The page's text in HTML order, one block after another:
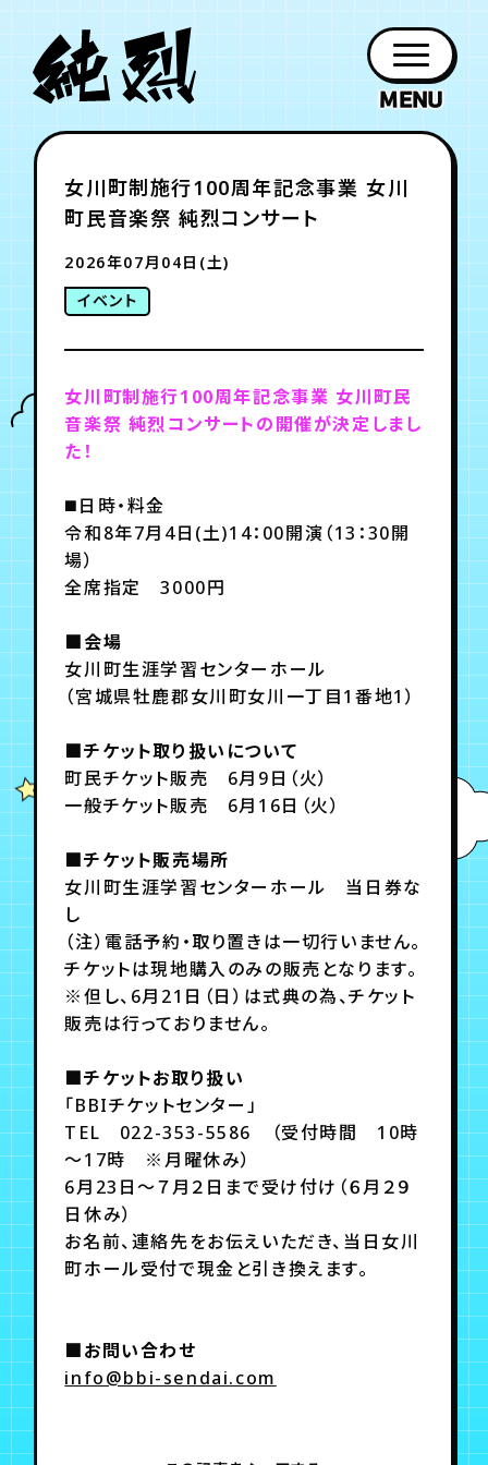
お知らせ
NEWS
日程
SCHEDULE
チケット
紹介
PROFILE
作品
DISCOGRAPHY
日記
グッズ
GOODS
ホーム
HOME
ファン
チケット お知らせ ムービー
月会員制ファンクラブ
会員登録 ログイン
チケット
月会員制ファンクラブ
女川町制施行100周年記念事業 女川
町民音楽祭 純烈コンサート
2026年07月04日(土)
イベント
女川町制施行100周年記念事業 女川町民
音楽祭 純烈コンサートの開催が決定しまし
た！
◼️日時・料金
令和8年7月4日(土)14：00開演（13：30開
場）
全席指定 3000円
■会場
女川町生涯学習センターホール
（宮城県牡鹿郡女川町女川一丁目1番地1）
■チケット取り扱いについて
町民チケット販売 6月9日（火）
一般チケット販売 6月16日（火）
■チケット販売場所
女川町生涯学習センターホール 当日券な
し
（注）電話予約・取り置きは一切行いません。
チケットは現地購入のみの販売となります。
※但し、6月21日（日）は式典の為、チケット
販売は行っておりません。
■チケットお取り扱い
「BBIチケットセンター」
TEL 022-353-5586 （受付時間 10時
～17時 ※月曜休み）
6月23日～７月２日まで受け付け（６月２９
日休み）
お名前、連絡先をお伝えいただき、当日女川
町ホール受付で現金と引き換えます。
■お問い合わせ
info@bbi-sendai.com